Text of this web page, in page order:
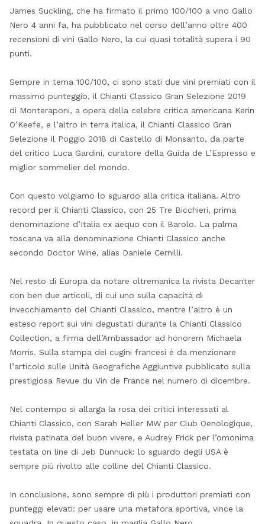
James Suckling, che ha firmato il primo 100/100 a vino Gallo
Nero 4 anni fa, ha pubblicato nel corso dell’anno oltre 400
recensioni di vini Gallo Nero, la cui quasi totalità supera i 90
punti.
Sempre in tema 100/100, ci sono stati due vini premiati con il
massimo punteggio, il Chianti Classico Gran Selezione 2019
di Monteraponi, a opera della celebre critica americana Kerin
O’Keefe, e l’altro in terra italica, il Chianti Classico Gran
Selezione il Poggio 2018 di Castello di Monsanto, da parte
del critico Luca Gardini, curatore della Guida de L’Espresso e
miglior sommelier del mondo.
Con questo volgiamo lo sguardo alla critica italiana. Altro
record per il Chianti Classico, con 25 Tre Bicchieri, prima
denominazione d’Italia ex aequo con il Barolo. La palma
toscana va alla denominazione Chianti Classico anche
secondo Doctor Wine, alias Daniele Cernilli.
Nel resto di Europa da notare oltremanica la rivista Decanter
con ben due articoli, di cui uno sulla capacità di
invecchiamento del Chianti Classico, mentre l’altro è un
esteso report sui vini degustati durante la Chianti Classico
Collection, a firma dell’Ambassador ad honorem Michaela
Morris. Sulla stampa dei cugini francesi è da menzionare
l’articolo sulle Unità Geografiche Aggiuntive pubblicato sulla
prestigiosa Revue du Vin de France nel numero di dicembre.
Nel contempo si allarga la rosa dei critici interessati al
Chianti Classico, con Sarah Heller MW per Club Oenologique,
rivista patinata del buon vivere, e Audrey Frick per l’omonima
testata on line di Jeb Dunnuck: lo sguardo degli USA è
sempre più rivolto alle colline del Chianti Classico.
In conclusione, sono sempre di più i produttori premiati con
punteggi elevati: per usare una metafora sportiva, vince la